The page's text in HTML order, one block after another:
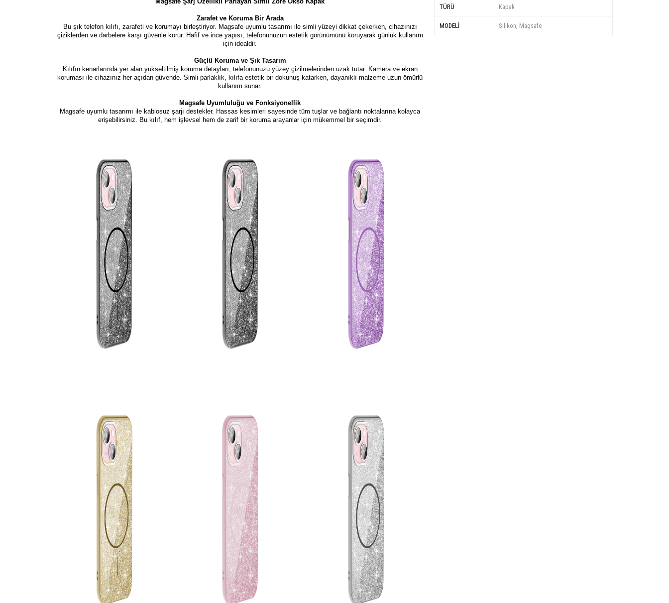
Zarafet ve Koruma Bir Arada
Bu şık telefon kılıfı, zarafeti ve korumayı birleştiriyor. Magsafe uyumlu tasarımı ile simli yüzeyi dikkat çekerken, cihazınızı
çiziklerden ve darbelere karşı güvenle korur. Hafif ve ince yapısı, telefonunuzun estetik görünümünü koruyarak günlük kullanım
için idealdir.
Güçlü Koruma ve Şık Tasarım
Kılıfın kenarlarında yer alan yükseltilmiş koruma detayları, telefonunuzu yüzey çizilmelerinden uzak tutar. Kamera ve ekran
koruması ile cihazınız her açıdan güvende. Simli parlaklık, kılıfa estetik bir dokunuş katarken, dayanıklı malzeme uzun ömürlü
kullanım sunar.
Magsafe Uyumluluğu ve Fonksiyonellik
Magsafe uyumlu tasarımı ile kablosuz şarjı destekler. Hassas kesimleri sayesinde tüm tuşlar ve bağlantı noktalarına kolayca
erişebilirsiniz. Bu kılıf, hem işlevsel hem de zarif bir koruma arayanlar için mükemmel bir seçimdir.
TÜRÜ Kapak
MODELİ Silikon, Magsafe